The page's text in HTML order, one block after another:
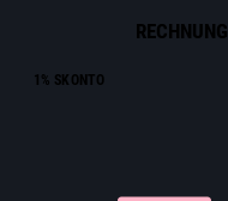
1% SKONTO
RECHNUNG